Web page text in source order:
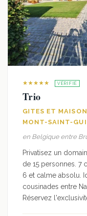
★★★★★ VÉRIFIÉ
Trio
GITES ET
MONT-SAINT-
en Belgique entre
Privatisez un
de 15 personnes. 7
6 et calme absolu.
cousinades entre
Réservez